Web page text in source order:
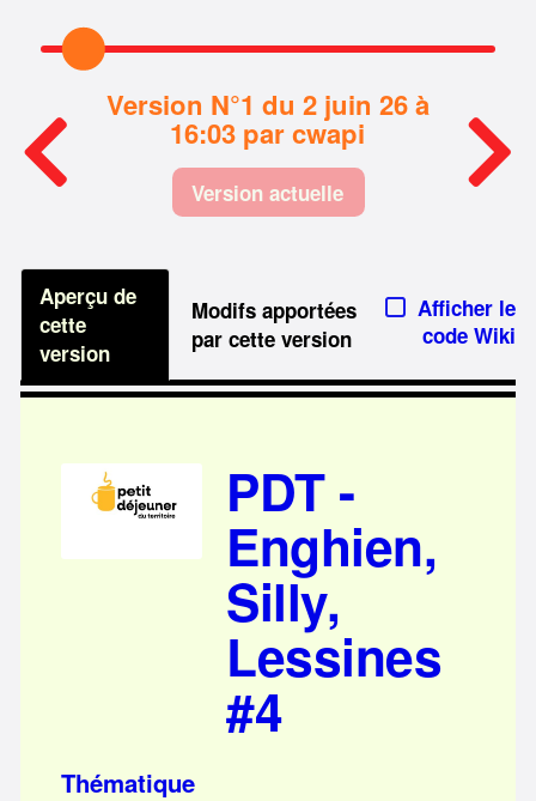
Version N°1 du 2 juin 26 à
16:03 par cwapi
Version actuelle
Aperçu de
cette
version
Modifs apportées
par cette version
Afficher le
code Wiki
PDT -
Enghien,
Silly,
Lessines
#4
Thématique